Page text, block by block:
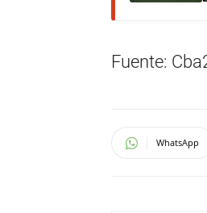
Fuente:
WhatsApp